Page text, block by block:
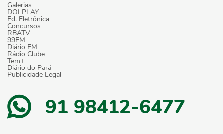
Galerias
DOLPLAY
Ed. Eletrônica
Concursos
RBATV
99FM
Diário FM
Rádio Clube
Tem+
Diário do Pará
Publicidade Legal
91 98412-6477